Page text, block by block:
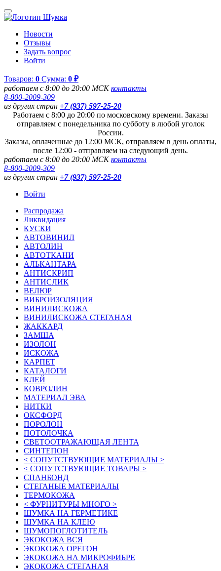
Новости
Отзывы
Задать вопрос
Войти
Товаров: 0 Сумма: 0 ₽
работаем с 8:00 до 20:00 МСКконтакты
8-800-2009-309
из других стран +7 (937) 597-25-20
Работаем с 8:00 до 20:00 по московскому времени. Заказы
отправляем с понедельника по субботу в любой уголок
России.
Заказы, оплаченные до 12:00 МСК, отправляем в день оплаты,
после 12:00 - отправляем на следующий день.
работаем с 8:00 до 20:00 МСКконтакты
8-800-2009-309
из других стран +7 (937) 597-25-20
Войти
Распродажа
Ликвидация
КУСКИ
АВТОВИНИЛ
АВТОЛИН
АВТОТКАНИ
АЛЬКАНТАРА
АНТИСКРИП
АНТИСЛИК
ВЕЛЮР
ВИБРОИЗОЛЯЦИЯ
ВИНИЛИСКОЖА
ВИНИЛИСКОЖА СТЕГАНАЯ
ЖАККАРД
ЗАМША
ИЗОЛОН
ИСКОЖА
КАРПЕТ
КАТАЛОГИ
КЛЕЙ
КОВРОЛИН
МАТЕРИАЛ ЭВА
НИТКИ
ОКСФОРД
ПОРОЛОН
ПОТОЛОЧКА
СВЕТООТРАЖАЮЩАЯ ЛЕНТА
СИНТЕПОН
< СОПУТСТВУЮЩИЕ МАТЕРИАЛЫ >
< СОПУТСТВУЮЩИЕ ТОВАРЫ >
СПАНБОНД
СТЕГАНЫЕ МАТЕРИАЛЫ
ТЕРМОКОЖА
< ФУРНИТУРЫ МНОГО >
ШУМКА НА ГЕРМЕТИКЕ
ШУМКА НА КЛЕЮ
ШУМОПОГЛОТИТЕЛЬ
ЭКОКОЖА ВСЯ
ЭКОКОЖА ОРЕГОН
ЭКОКОЖА НА МИКРОФИБРЕ
ЭКОКОЖА СТЕГАНАЯ